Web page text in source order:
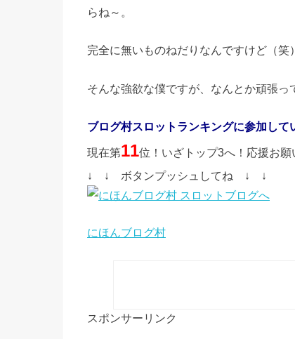
らね～。
完全に無いものねだりなんですけど（笑）
そんな強欲な僕ですが、なんとか頑張っ
ブログ村スロットランキングに参加して
現在第11位！いざトップ3へ！応援お願
↓ ↓ ボタンプッシュしてね ↓ ↓
にほんブログ村
スポンサーリンク